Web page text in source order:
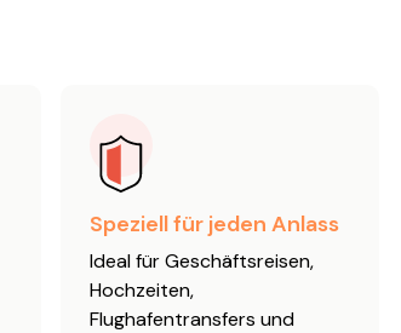
Speziell für jeden Anlass
Ideal für Geschäftsreisen,
Hochzeiten,
Flughafentransfers und